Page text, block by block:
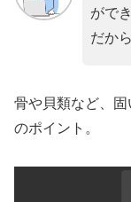
がで
だか
骨や貝類など、
のポイント。